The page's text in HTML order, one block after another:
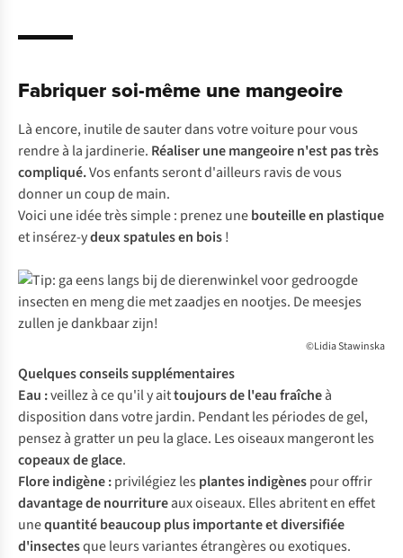
Fabriquer soi-même une mangeoire
Là encore, inutile de sauter dans votre voiture pour vous
rendre à la jardinerie. Réaliser une mangeoire n'est pas très
compliqué.Vos enfants seront d'ailleurs ravis de vous
donner un coup de main.
Voici une idée très simple : prenez unebouteille en plastique
et insérez-ydeux spatules en bois!
©Lidia Stawinska
Quelques conseils supplémentaires
Eau :veillez à ce qu'il y aittoujours de l'eau fraîcheà
disposition dans votre jardin. Pendant les périodes de gel,
pensez à gratter un peu la glace. Les oiseaux mangeront les
copeaux de glace.
Flore indigène :privilégiez les plantes indigènespour offrir
davantage de nourritureaux oiseaux. Elles abritent en effet
unequantité beaucoup plus importante et diversifiée
d'insectesque leurs variantes étrangères ou exotiques.